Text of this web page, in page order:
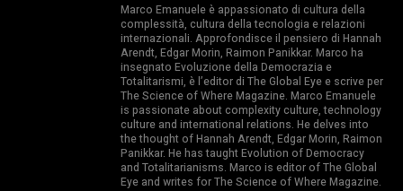
Marco Emanuele è appassionato di cultura della
complessità, cultura della tecnologia e relazioni
internazionali. Approfondisce il pensiero di Hannah
Arendt, Edgar Morin, Raimon Panikkar. Marco ha
insegnato Evoluzione della Democrazia e
Totalitarismi, è l’editor di The Global Eye e scrive per
The Science of Where Magazine. Marco Emanuele
is passionate about complexity culture, technology
culture and international relations. He delves into
the thought of Hannah Arendt, Edgar Morin, Raimon
Panikkar. He has taught Evolution of Democracy
and Totalitarianisms. Marco is editor of The Global
Eye and writes for The Science of Where Magazine.